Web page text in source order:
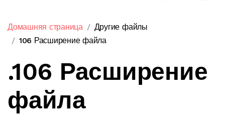
Домашняя страница
Другие файлы
106 Расширение файла
.106 Расширение
файла